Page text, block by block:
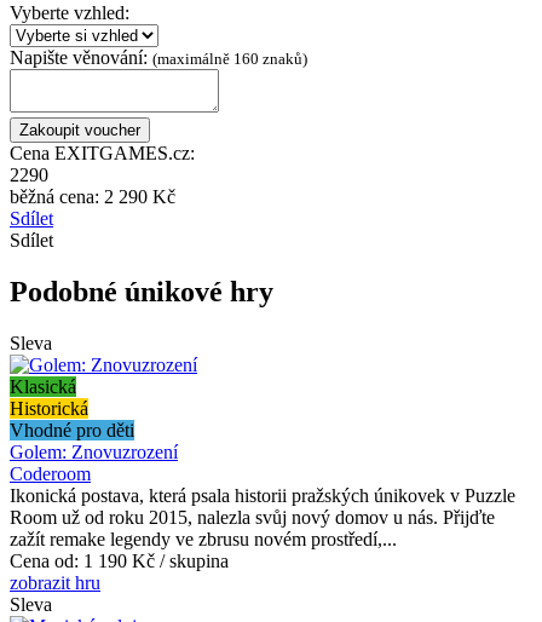
Vyberte vzhled:
Napište věnování: (maximálně 160 znaků)
Cena EXITGAMES.cz:
2290
běžná cena: 2 290 Kč
Sdílet
Sdílet
Podobné únikové hry
Sleva
Klasická
Historická
Vhodné pro děti
Golem: Znovuzrození
Coderoom
Ikonická postava, která psala historii pražských únikovek v Puzzle
Room už od roku 2015, nalezla svůj nový domov u nás. Přijďte
zažít remake legendy ve zbrusu novém prostředí,...
Cena od: 1 190 Kč / skupina
zobrazit hru
Sleva